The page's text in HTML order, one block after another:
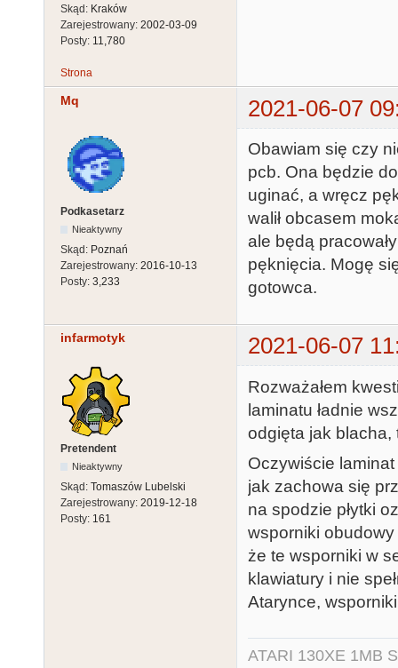
Skąd: Kraków
Zarejestrowany: 2002-03-09
Posty: 11,780
Strona
Mq 2021-06-07
Podkasetarz
Nieaktywny
Skąd: Poznań
Zarejestrowany: 2016-10-13
Posty: 3,233
Obawiam się czy
pcb. Ona będzie
uginać, a wręcz
walił obcasem
ale będą
pęknięcia. Mogę
gotowca.
infarmotyk 2021-06-07
Pretendent
Nieaktywny
Skąd: Tomaszów Lubelski
Zarejestrowany: 2019-12-18
Posty: 161
Rozważałem
laminatu ładnie
odgięta jak blacha,
Oczywiście
jak zachowa się
na spodzie płytki
wsporniki
że te wsporniki w
klawiatury i nie
Atarynce,
ATARI 130XE 1MB